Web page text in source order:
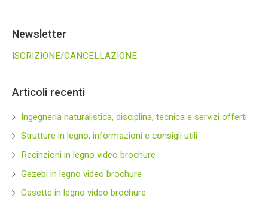
Newsletter
ISCRIZIONE/CANCELLAZIONE
Articoli recenti
Ingegneria naturalistica, disciplina, tecnica e servizi offerti
Strutture in legno, informazioni e consigli utili
Recinzioni in legno video brochure
Gezebi in legno video brochure
Casette in legno video brochure